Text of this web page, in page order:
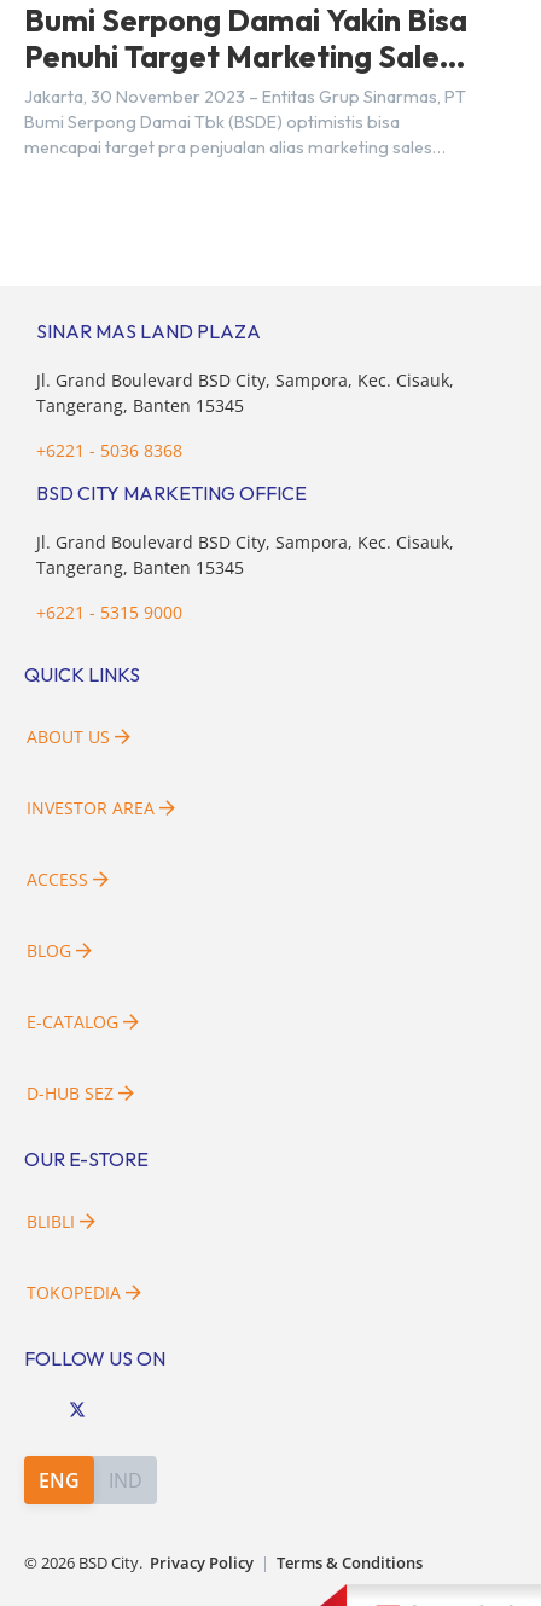
Bumi Serpong Damai Yakin Bisa
Penuhi Target Marketing Sales
Tahun 2023
Jakarta, 30 November 2023 – Entitas Grup Sinarmas, PT
Bumi Serpong Damai Tbk (BSDE) optimistis bisa
mencapai target pra penjualan alias marketing sales
SINAR MAS LAND PLAZA
Jl. Grand Boulevard BSD City, Sampora, Kec. Cisauk,
Tangerang, Banten 15345
+6221 - 5036 8368
BSD CITY MARKETING OFFICE
Jl. Grand Boulevard BSD City, Sampora, Kec. Cisauk,
Tangerang, Banten 15345
+6221 - 5315 9000
QUICK LINKS
ABOUT US
INVESTOR AREA
ACCESS
BLOG
E-CATALOG
D-HUB SEZ
OUR E-STORE
BLIBLI
TOKOPEDIA
FOLLOW US ON
ENG IND
©2026 BSD City. Privacy Policy | Terms & Conditions